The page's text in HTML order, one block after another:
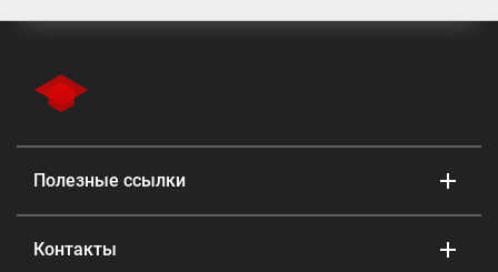
Полезные ссылки
Контакты